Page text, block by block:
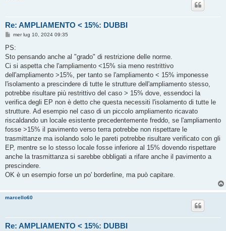
Re: AMPLIAMENTO < 15%: DUBBI
M
s
a
g
i
o
mer lug 10, 2024 09:35
PS:
Sto pensando anche al "grado" di restrizione delle norme.
Ci si aspetta che l'ampliamento <15% sia meno restrittivo
dell'ampliamento >15%, per tanto se l'ampliamento < 15% imponesse
l'isolamento a prescindere di tutte le strutture dell'ampliamento stesso,
potrebbe risultare più restrittivo del caso > 15% dove, essendoci la
verifica degli EP non è detto che questa necessiti l'isolamento di tutte le
strutture. Ad esempio nel caso di un piccolo ampliamento ricavato
riscaldando un locale esistente precedentemente freddo, se l'ampliamento
fosse >15% il pavimento verso terra potrebbe non rispettare le
trasmittanze ma isolando solo le pareti potrebbe risultare verificato con gli
EP, mentre se lo stesso locale fosse inferiore al 15% dovendo rispettare
anche la trasmittanza si sarebbe obbligati a rifare anche il pavimento a
prescindere.
OK è un esempio forse un po' borderline, ma può capitare.
marcello60
Re: AMPLIAMENTO < 15%: DUBBI